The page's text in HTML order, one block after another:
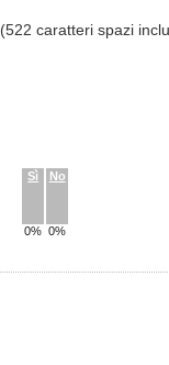
(522 caratteri spazi
Sì
0%
No
0%